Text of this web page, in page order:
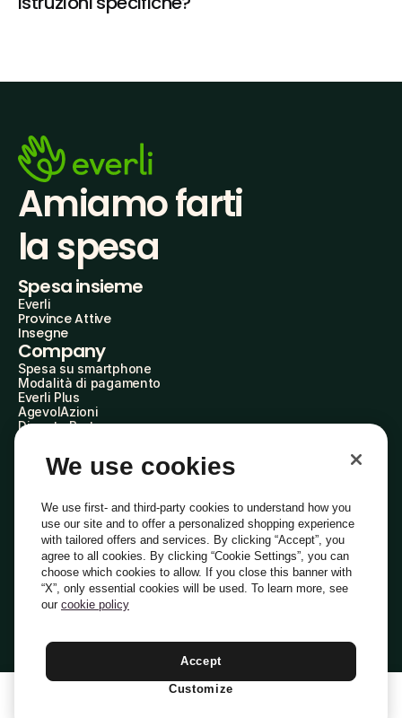
Amiamo farti
la spesa
Spesa insieme
Everli
Province Attive
Insegne
Company
Spesa su smartphone
Modalità di pagamento
Everli Plus
AgevolAzioni
Diventa Partner
Everli Shoppers
About Us
Everli News
Domande frequenti
Lavora con noi
Diventa Shopper
Investitori
PrivacyCookiePreferenze Cookie
Termini e CondizioniCodice Etico
Indirizzo PEC: everli@pec.it - indirizzo DPO: dpo@everli.com
Italiano
We use cookies
We use first- and third-party cookies to understand how you
use our site and to offer a personalized shopping experience
with tailored offers and services. By clicking “Accept”, you
agree to all cookies. By clicking “Cookie Settings”, you can
choose which cookies to allow. If you close this banner with
“X”, only essential cookies will be used. To learn more, see
our cookie policy
Accept
Customize